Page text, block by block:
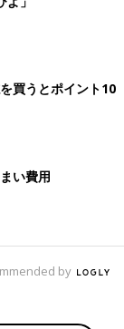
買うとポイント10
い費用
by